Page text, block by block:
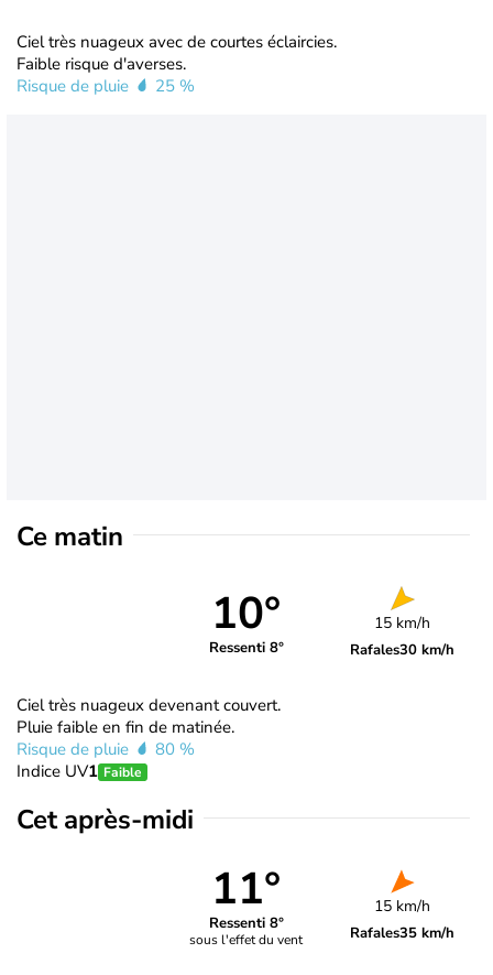
Ciel très nuageux avec de courtes éclaircies.
Faible risque d'averses.
Risque de pluie
25 %
Ce matin
10°
Ressenti 8°
15 km/h
Rafales30 km/h
Ciel très nuageux devenant couvert.
Pluie faible en fin de matinée.
Risque de pluie
80 %
Indice UV1 Faible
Cet après-midi
11°
Ressenti 8°
sous l'effet du vent
15 km/h
Rafales35 km/h